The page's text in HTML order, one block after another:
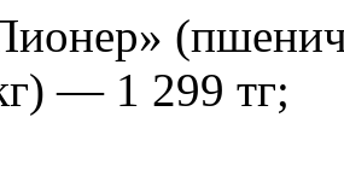
— 1 299 тг;